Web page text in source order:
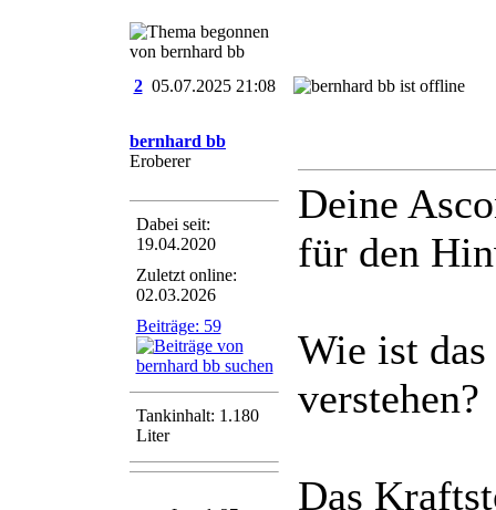
2 05.07.2025 21:08
bernhard bb
Eroberer
Dabei seit:
19.04.2020
Zuletzt online:
02.03.2026
Beiträge: 59
Tankinhalt: 1.180
Liter
Deine
für den
Wie ist
verstehen?
Das